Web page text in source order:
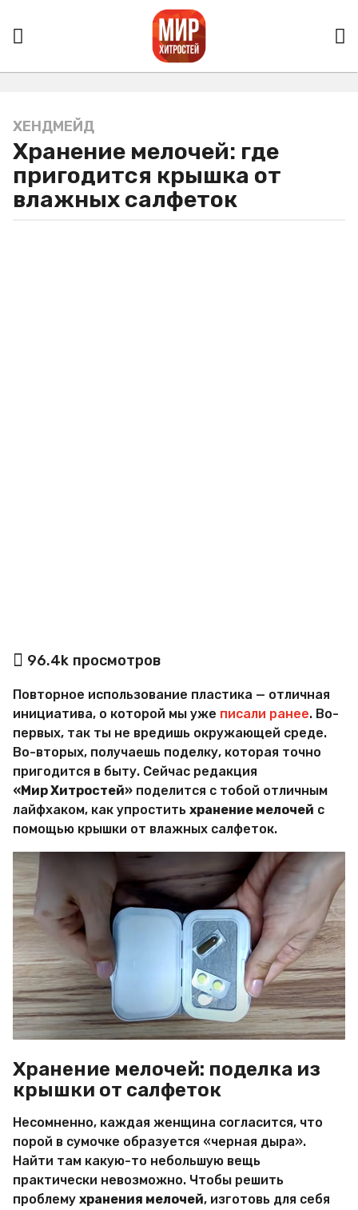
5
л
т
a
ХЕНДМЕЙД
Хранение мелочей: где
пригодится крышка от
влажных салфеток
а
в
о
р
М
и
р
Х
и
т
р
о
с
т
е
й
96.4k просмотров
Повторное использование пластика — отличная
инициатива, о которой мы уже писали ранее. Во-
первых, так ты не вредишь окружающей среде.
Во-вторых, получаешь поделку, которая точно
пригодится в быту. Сейчас редакция
«Мир Хитростей» поделится с тобой отличным
лайфхаком, как упростить хранение мелочей с
помощью крышки от влажных салфеток.
Хранение мелочей: поделка из
крышки от салфеток
Несомненно, каждая женщина согласится, что
порой в сумочке образуется «черная дыра».
Найти там какую-то небольшую вещь
практически невозможно. Чтобы решить
проблему хранения мелочей, изготовь для себя